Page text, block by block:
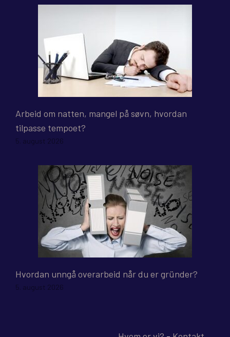
Arbeid om natten, mangel på søvn, hvordan
tilpasse tempoet?
5. august 2026
Hvordan unngå overarbeid når du er gründer?
5. august 2026